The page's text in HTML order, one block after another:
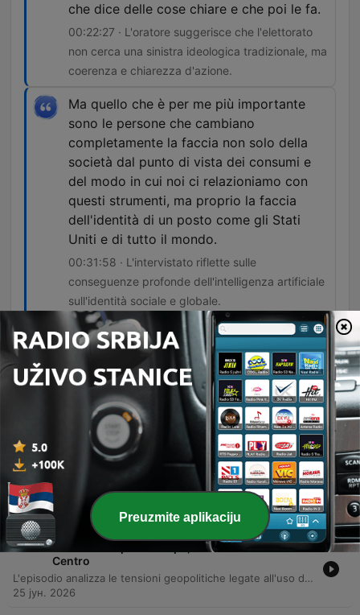
che dice delle cose chiare e che poi le fa.
00:22:27 · L'oratore suggerisce che l'elettorato
non cerca una sinistra ideologica tradizionale, ma
coerenza e chiarezza d'azione.
Ma quello che è per me più importante
sono le persone che cambiano
completamente la faccia non solo della
società dal punto di vista dei consumi e
del modo in cui noi ci relazioniamo con
questi strumenti, ma proprio la faccia
dell'identità di un posto come gli Stati
Uniti e di tutto il mondo.
00:31:58 · L'intervistato riflette sulle
conseguenze profonde dell'intelligenza artificiale
sull'identità sociale e globale.
Epizode
Otto e Mezzo
L'ultima puntata della stagione di 8 e mezzo analizza i principali temi d'attualità emersi da un sondaggio, tra cui la guerra in Medio Oriente e le tensioni geopolitiche globali, con un focus sul rischio di un allargamento dei conflitti e l'instabilità politica negli Stati Uniti sotto Trump. La discussione si estende alla crisi culturale e politica in Italia, analizzando l'ascesa di Vannacci, le dinamiche elettorali e il ruolo della Chiesa. Il dibattito affronta infine l'impatto dell'intelligenza artificiale sulla società e la necessità di un nuovo linguaggio politico.
26 јун. 2026
1266 - Meloni, da caro Donald a caro Emmanuel -
25/6/2026
Il dibattito analizza le recenti tensioni diplomatiche tra Giorgia Meloni e Donald Trump, esaminando se la Premier stia adottando una nuova linea europeista o adattando la sua comunicazione al contesto internazionale e ai sondaggi. La discussione affronta inoltre le posizioni di Meloni rispetto all'ascesa di Vannacci e il rischio di uno spostamento a destra della politica italiana. Il confronto si estende poi alla memoria storica della strage di Marcinelle e alle attuali dinamica migratorie, collegando la tragedia del passato alle problematiche contemporanee legate alla sicurezza del lavoro e alla migrazione economica.
26 јун. 2026
1265 - Meloni riscopre l'Europa, la Sinistra cerca il
Centro
L'episodio analizza le tensioni geopolitiche legate all'uso delle basi italiane da parte degli USA e il ruolo della NATO, per poi spostarsi sulla politica interna italiana con Alessandro Onorato. Vengono discusse le criticità della gestione della sanità, le politiche di welfare e la necessità di una progressività fiscale per contrastare l'elusione delle multinazionali. Il dibattito prosegue affrontando la composizione del campo progressista e le sfide dell'unificazione del centro-sinistra. Infine, l'intervista esamina temi di politica sociale, istruzione e sicurezza, proponendo un modello di gestione dell'immigrazione basato sull'integrazione dei lavoratori e il controllo della criminalità.
25 јун. 2026
Preuzmite aplikaciju